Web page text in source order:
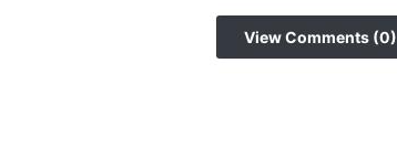
View Comments (0)